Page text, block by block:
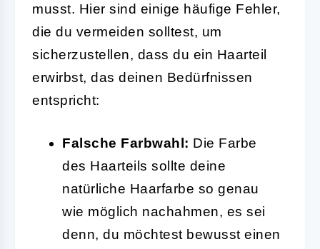
musst. Hier sind einige häufige Fehler,
die du vermeiden solltest, um
sicherzustellen, dass du ein Haarteil
erwirbst, das deinen Bedürfnissen
entspricht:
Falsche Farbwahl: Die Farbe
des Haarteils sollte deine
natürliche Haarfarbe so genau
wie möglich nachahmen, es sei
denn, du möchtest bewusst einen